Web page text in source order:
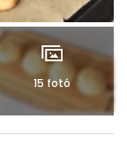
15 fotó